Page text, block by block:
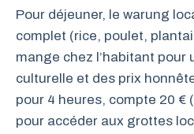
Pour déjeuner, le warung
complet (rice, poulet,
mange chez l’habitant pour
culturelle et des prix
pour 4 heures, compte 20 €
pour accéder aux grottes